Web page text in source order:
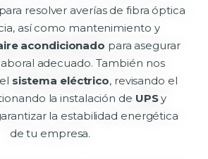
resolver averías de fibra óptica
así como mantenimiento y
acondicionado para asegurar
adecuado. También nos
sistema eléctrico, revisando el
la instalación de UPSy
la estabilidad energética
de tu empresa.